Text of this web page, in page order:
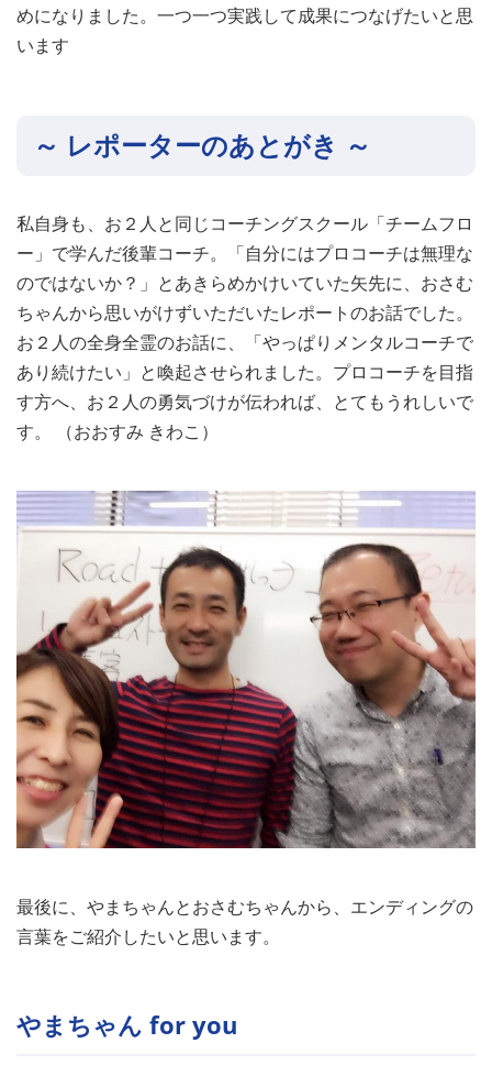
めになりました。一つ一つ実践して成果につなげたいと思
います
～ レポーターのあとがき ～
私自身も、お２人と同じコーチングスクール「チームフロ
ー」で学んだ後輩コーチ。「自分にはプロコーチは無理な
のではないか？」とあきらめかけいていた矢先に、おさむ
ちゃんから思いがけずいただいたレポートのお話でした。
お２人の全身全霊のお話に、「やっぱりメンタルコーチで
あり続けたい」と喚起させられました。プロコーチを目指
す方へ、お２人の勇気づけが伝われば、とてもうれしいで
す。 （おおすみ きわこ）
最後に、やまちゃんとおさむちゃんから、エンディングの
言葉をご紹介したいと思います。
やまちゃん for you